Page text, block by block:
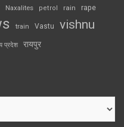
Naxalites petrol rain rape
train Vastu vishnu
प्रदेश रायपुर